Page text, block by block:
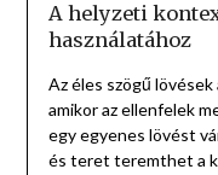
A helyzeti
használatához
Az éles szögű
amikor az ellenfelek
egy egyenes lövést
és teret teremthet a